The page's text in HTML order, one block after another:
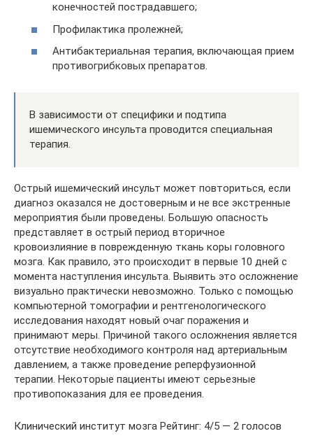
конечностей пострадавшего;
Профилактика пролежней;
Антибактериальная терапия, включающая прием
противогрибковых препаратов.
В зависимости от специфики и подтипа
ишемического инсульта проводится специальная
терапия.
Острый ишемический инсульт может повториться, если
диагноз оказался не достоверным и не все экстренные
мероприятия были проведены. Большую опасность
представляет в острый период вторичное
кровоизлияние в поврежденную ткань коры головного
мозга. Как правило, это происходит в первые 10 дней с
момента наступления инсульта. Выявить это осложнение
визуально практически невозможно. Только с помощью
компьютерной томографии и рентгенологического
исследования находят новый очаг поражения и
принимают меры. Причиной такого осложнения является
отсутствие необходимого контроля над артериальным
давлением, а также проведение реперфузионной
терапии. Некоторые пациенты имеют серьезные
противопоказания для ее проведения.
Клинический институт мозга Рейтинг: 4/5 — 2 голосов